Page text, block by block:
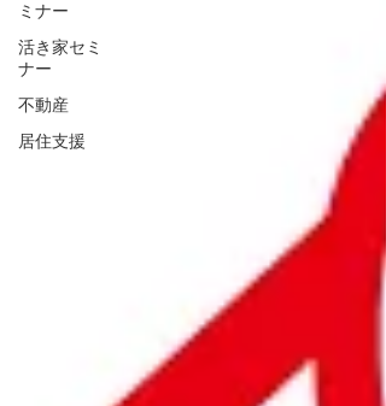
ミナー
活き家セミ
ナー
不動産
居住支援